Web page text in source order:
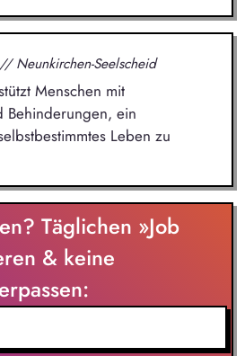
// Neunkirchen-Seelscheid
Menschen mit
Behinderungen, ein
Leben zu
Täglichen »Job
& keine